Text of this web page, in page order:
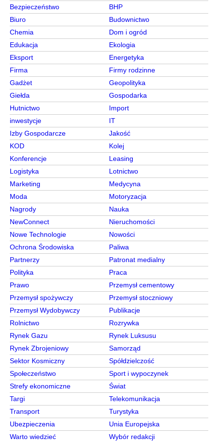
Bezpieczeństwo
BHP
Biuro
Budownictwo
Chemia
Dom i ogród
Edukacja
Ekologia
Eksport
Energetyka
Firma
Firmy rodzinne
Gadżet
Geopolityka
Giełda
Gospodarka
Hutnictwo
Import
inwestycje
IT
Izby Gospodarcze
Jakość
KOD
Kolej
Konferencje
Leasing
Logistyka
Lotnictwo
Marketing
Medycyna
Moda
Motoryzacja
Nagrody
Nauka
NewConnect
Nieruchomości
Nowe Technologie
Nowości
Ochrona Środowiska
Paliwa
Partnerzy
Patronat medialny
Polityka
Praca
Prawo
Przemysł cementowy
Przemysł spożywczy
Przemysł stoczniowy
Przemysł Wydobywczy
Publikacje
Rolnictwo
Rozrywka
Rynek Gazu
Rynek Luksusu
Rynek Zbrojeniowy
Samorząd
Sektor Kosmiczny
Spółdzielczość
Społeczeństwo
Sport i wypoczynek
Strefy ekonomiczne
Świat
Targi
Telekomunikacja
Transport
Turystyka
Ubezpieczenia
Unia Europejska
Warto wiedzieć
Wybór redakcji